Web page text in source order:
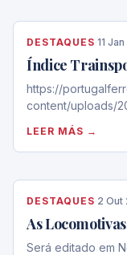
DESTAQUES·11
Índice
https://
content/uploads/
LEER MÁS →
DESTAQUES·2 Out
As
Será editado em